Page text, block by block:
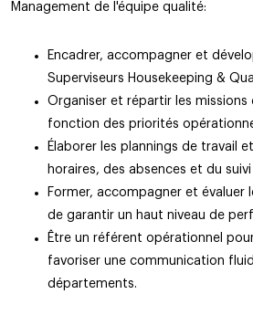
Management de l'équipe qualité:
Encadrer, accompagner et
Superviseurs Housekeeping &
Organiser et répartir les missions
fonction des priorités
Élaborer les plannings de travail
horaires, des absences et du
Former, accompagner et évaluer
de garantir un haut niveau de
Être un référent opérationnel
favoriser une communication
départements.